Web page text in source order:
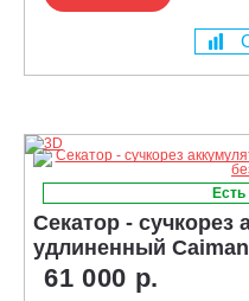
Есть
Секатор - сучкорез
удлиненный
61 000 р.